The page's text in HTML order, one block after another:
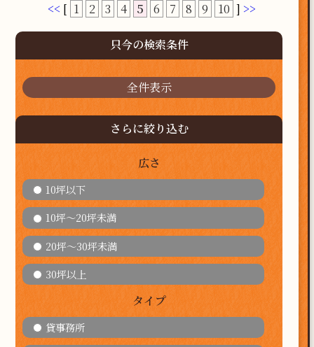
<< [ 1 2 3 4 5 6 7 8 9 10 ] >>
只今の検索条件
全件表示
さらに絞り込む
広さ
10坪以下
10坪～20坪未満
20坪～30坪未満
30坪以上
タイプ
貸事務所